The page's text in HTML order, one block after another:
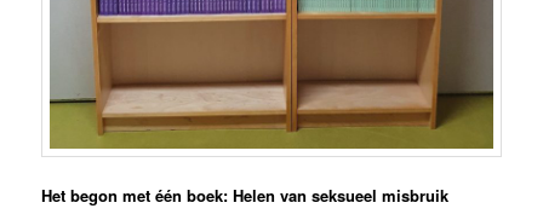
Het begon met één boek: Helen van seksueel misbruik